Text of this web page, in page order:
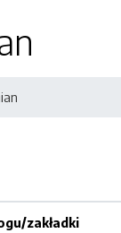
zakładki